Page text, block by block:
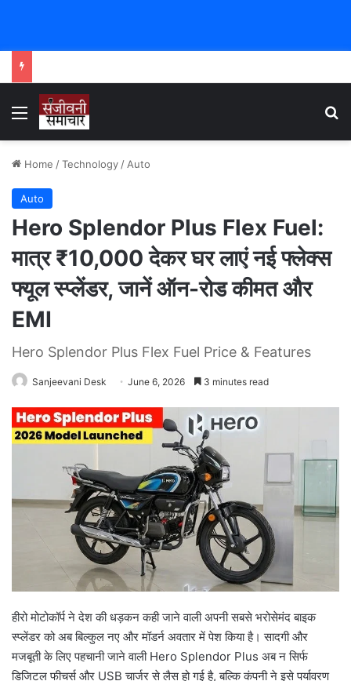
Menu
Home /Technology / Auto
Auto
Hero Splendor Plus Flex Fuel:
मात्र ₹10,000 देकर घर लाएं नई फ्लेक्स
फ्यूल स्प्लेंडर, जानें ऑन-रोड कीमत और
EMI
Hero Splendor Plus Flex Fuel Price & Features
Sanjeevani Desk June 6, 2026 3 minutes read
हीरो मोटोकॉर्प ने देश की धड़कन कही जाने वाली अपनी सबसे भरोसेमंद बाइक
स्प्लेंडर को अब बिल्कुल नए और मॉडर्न अवतार में पेश किया है। सादगी और
मजबूती के लिए पहचानी जाने वाली Hero Splendor Plus अब न सिर्फ
डिजिटल फीचर्स और USB चार्जर से लैस हो गई है, बल्कि कंपनी ने इसे पर्यावरण